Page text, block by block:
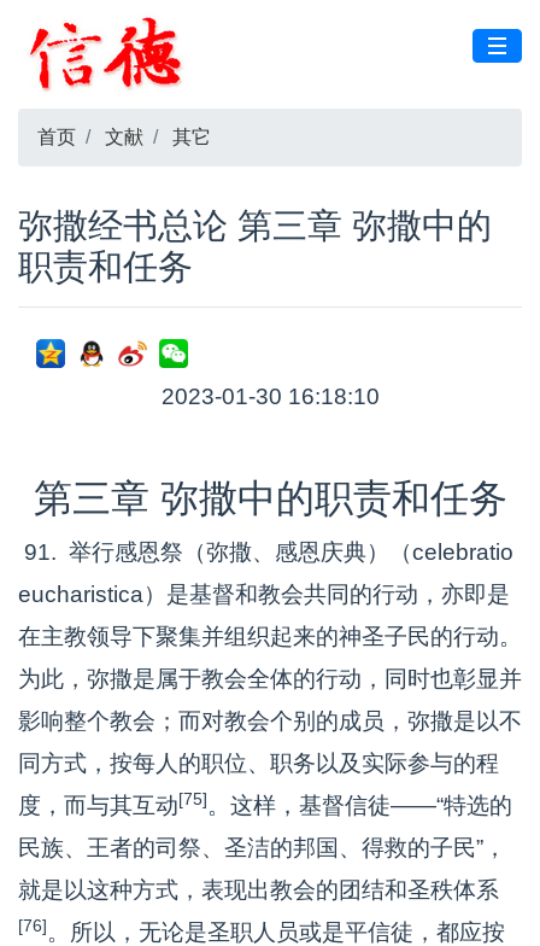
首页 文献 其它
弥撒经书总论 第三章 弥撒中的
职责和任务
2023-01-30 16:18:10
第三章 弥撒中的职责和任务
91. 举行感恩祭（弥撒、感恩庆典）（celebratio
eucharistica）是基督和教会共同的行动，亦即是
在主教领导下聚集并组织起来的神圣子民的行动。
为此，弥撒是属于教会全体的行动，同时也彰显并
影响整个教会；而对教会个别的成员，弥撒是以不
同方式，按每人的职位、职务以及实际参与的程
度，而与其互动[75]。这样，基督信徒——“特选的
民族、王者的司祭、圣洁的邦国、得救的子民”，
就是以这种方式，表现出教会的团结和圣秩体系
[76]。所以，无论是圣职人员或是平信徒，都应按